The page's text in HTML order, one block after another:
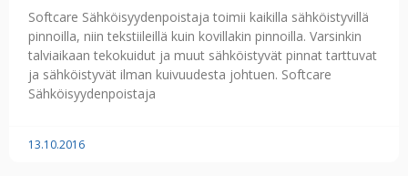
Softcare Sähköisyydenpoistaja toimii kaikilla sähköistyvillä
pinnoilla, niin tekstiileillä kuin kovillakin pinnoilla. Varsinkin
talviaikaan tekokuidut ja muut sähköistyvät pinnat tarttuvat
ja sähköistyvät ilman kuivuudesta johtuen. Softcare
Sähköisyydenpoistaja
13.10.2016